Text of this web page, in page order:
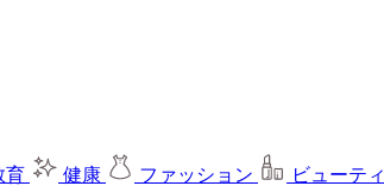
育 健康 ファッション ビューティ